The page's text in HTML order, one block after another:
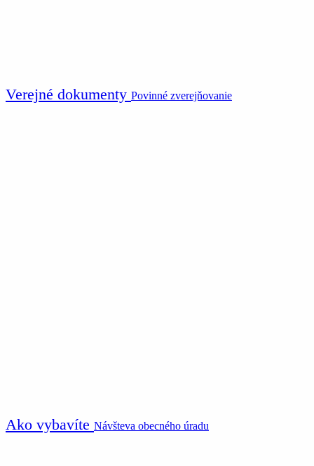
Verejné dokumenty Povinné zverejňovanie
Ako vybavíte Návšteva obecného úradu